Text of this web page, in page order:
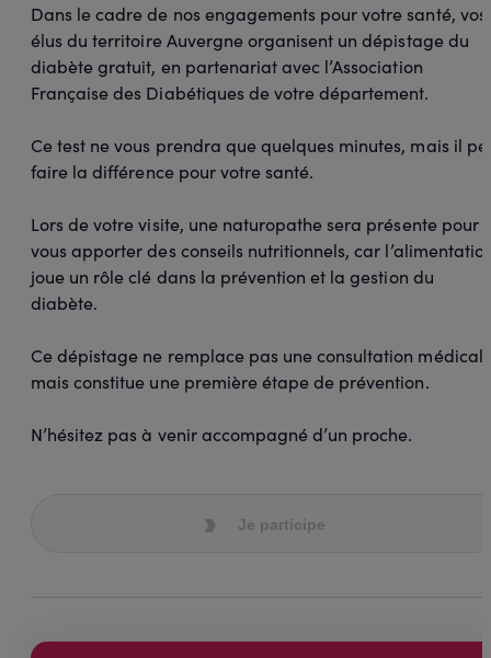
Dans le cadre de nos engagements pour votre santé, vos
élus du territoire Auvergne organisent un dépistage du
diabète gratuit, en partenariat avec l’Association
Française des Diabétiques de votre département.
Ce test ne vous prendra que quelques minutes, mais il
faire la différence pour votre santé.
Lors de votre visite, une naturopathe sera présente pour
vous apporter des conseils nutritionnels, car
joue un rôle clé dans la prévention et la gestion du
diabète.
Ce dépistage ne remplace pas une consultation
mais constitue une première étape de prévention.
N’hésitez pas à venir accompagné d’un proche.
Je participe